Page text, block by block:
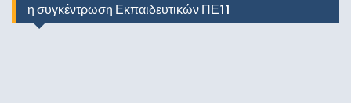
η συγκέντρωση Εκπαιδευτικών ΠΕ11